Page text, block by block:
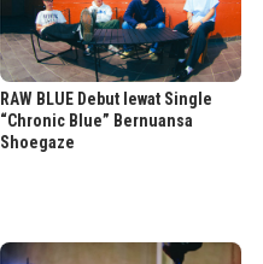
RAW BLUE Debut lewat Single
“Chronic Blue” Bernuansa
Shoegaze